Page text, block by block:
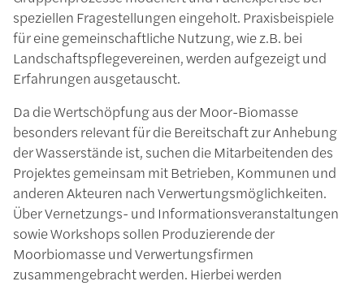
speziellen Fragestellungen eingeholt. Praxisbeispiele
für eine gemeinschaftliche Nutzung, wie z.B. bei
Landschaftspflegevereinen, werden aufgezeigt und
Erfahrungen ausgetauscht.
Da die Wertschöpfung aus der Moor-Biomasse
besonders relevant für die Bereitschaft zur Anhebung
der Wasserstände ist, suchen die Mitarbeitenden des
Projektes gemeinsam mit Betrieben, Kommunen und
anderen Akteuren nach Verwertungsmöglichkeiten.
Über Vernetzungs- und Informationsveranstaltungen
sowie Workshops sollen Produzierende der
Moorbiomasse und Verwertungsfirmen
zusammengebracht werden. Hierbei werden